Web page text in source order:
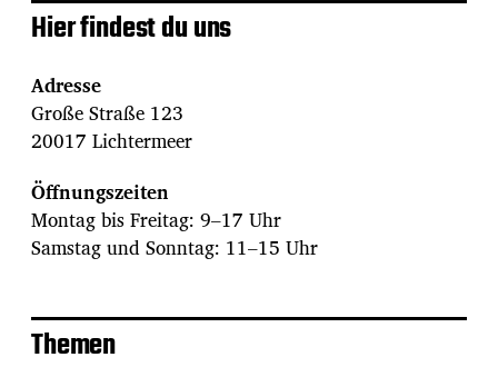
Hier findest du uns
Adresse
Große Straße 123
20017 Lichtermeer
Öffnungszeiten
Montag bis Freitag: 9–17 Uhr
Samstag und Sonntag: 11–15 Uhr
Themen